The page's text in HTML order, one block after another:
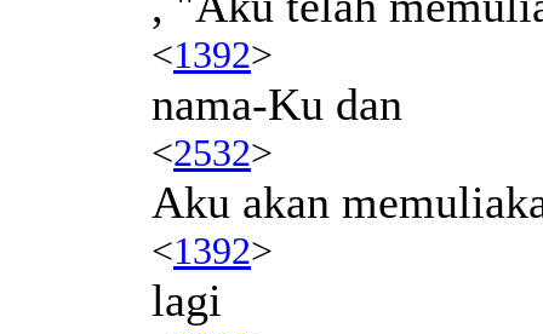
<1392>
nama-Ku dan
<2532>
Aku akan
<1392>
lagi